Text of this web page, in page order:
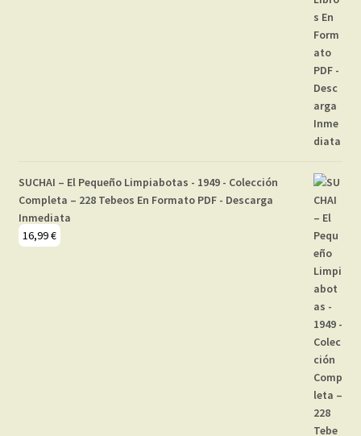
SUCHAI – El Pequeño Limpiabotas - 1949 - Colección
Completa – 228 Tebeos En Formato PDF - Descarga
Inmediata
16,99€